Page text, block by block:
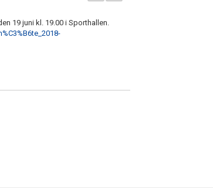
19 juni kl. 19.00 i Sporthallen.